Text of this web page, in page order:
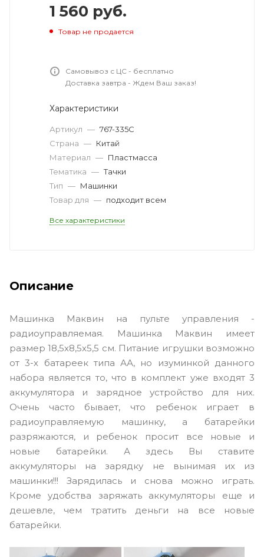
1 560 руб.
Товар не продается
Самовывоз с ЦС - бесплатно
Доставка завтра - Ждем Ваш заказ!
Характеристики
Артикул — 767-335С
Страна — Китай
Материал — Пластмасса
Тематика — Тачки
Тип — Машинки
Товар для — подходит всем
Все характеристики
Описание
Машинка Маквин на пульте управления -
радиоуправляемая. Машинка Маквин имеет
размер 18,5х8,5х5,5 см. Питание игрушки возможно
от 3-х батареек типа АА, но изуминкой данного
набора является то, что в комплект уже входят 3
аккумулятора и зарядное устройство для них.
Очень часто бывает, что ребенок играет в
радиоуправляемую машинку, а батарейки
разряжаются, и ребенок просит все новые и
новые батарейки. А здесь Вы ставите
аккумуляторы на зарядку не вынимая их из
машинки!!! Зарядилась и снова можно играть.
Кроме удобства заряжать аккумуляторы еще и
дешевле, чем тратить деньги на все новые
батарейки.